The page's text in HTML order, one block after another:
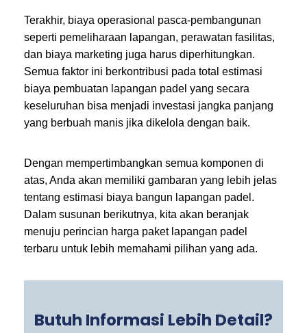
Terakhir, biaya operasional pasca-pembangunan
seperti pemeliharaan lapangan, perawatan fasilitas,
dan biaya marketing juga harus diperhitungkan.
Semua faktor ini berkontribusi pada total estimasi
biaya pembuatan lapangan padel yang secara
keseluruhan bisa menjadi investasi jangka panjang
yang berbuah manis jika dikelola dengan baik.
Dengan mempertimbangkan semua komponen di
atas, Anda akan memiliki gambaran yang lebih jelas
tentang estimasi biaya bangun lapangan padel.
Dalam susunan berikutnya, kita akan beranjak
menuju perincian harga paket lapangan padel
terbaru untuk lebih memahami pilihan yang ada.
Butuh Informasi Lebih Detail?